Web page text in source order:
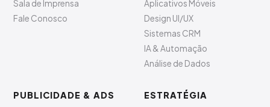
Sala de Imprensa
Fale Conosco
Aplicativos Móveis
Design UI/UX
Sistemas CRM
IA & Automação
Análise de Dados
PUBLICIDADE & ADS ESTRATÉGIA